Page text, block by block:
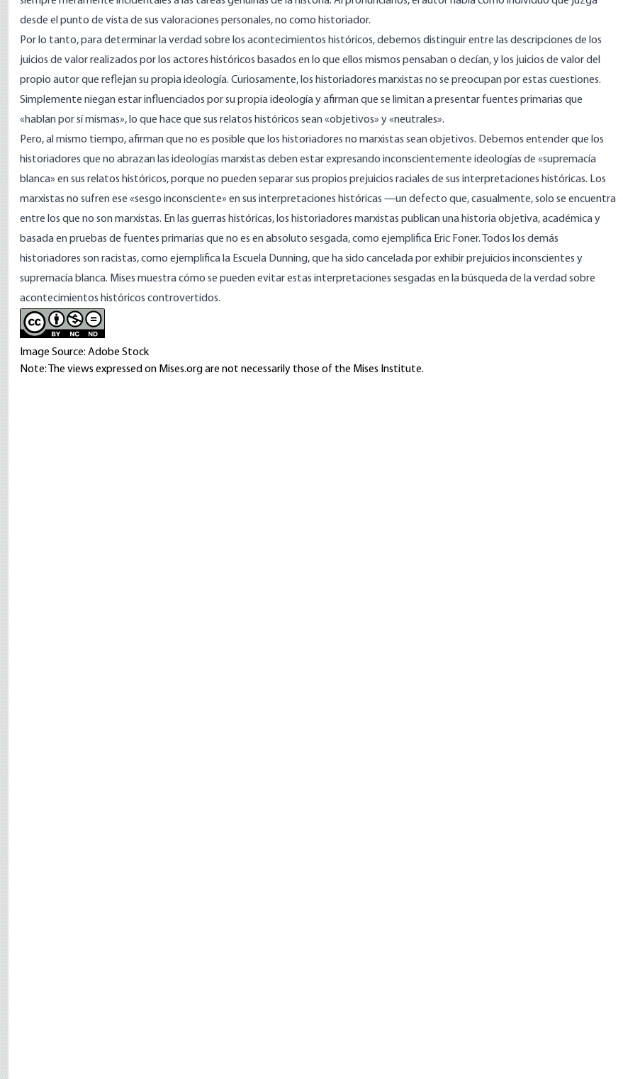
desde el punto de vista de sus valoraciones personales, no como historiador.
Por lo tanto, para determinar la verdad sobre los acontecimientos históricos, debemos distinguir entre las descripciones de los
juicios de valor realizados por los actores históricos basados en lo que ellos mismos pensaban o decían, y los juicios de valor del
propio autor que reflejan su propia ideología. Curiosamente, los historiadores marxistas no se preocupan por estas cuestiones.
Simplemente niegan estar influenciados por su propia ideología y afirman que se limitan a presentar fuentes primarias que
«hablan por sí mismas», lo que hace que sus relatos históricos sean «objetivos» y «neutrales».
Pero, al mismo tiempo, afirman que no es posible que los historiadores no marxistas sean objetivos. Debemos entender que los
historiadores que no abrazan las ideologías marxistas deben estar expresando inconscientemente ideologías de «supremacía
blanca» en sus relatos históricos, porque no pueden separar sus propios prejuicios raciales de sus interpretaciones históricas. Los
marxistas no sufren ese «sesgo inconsciente» en sus interpretaciones históricas —un defecto que, casualmente, solo se encuentra
entre los que no son marxistas. En las guerras históricas, los historiadores marxistas publican una historia objetiva, académica y
basada en pruebas de fuentes primarias que no es en absoluto sesgada, como ejemplifica Eric Foner. Todos los demás
historiadores son racistas, como ejemplifica la Escuela Dunning, que ha sido cancelada por exhibir prejuicios inconscientes y
supremacía blanca. Mises muestra cómo se pueden evitar estas interpretaciones sesgadas en la búsqueda de la verdad sobre
acontecimientos históricos controvertidos.
Image Source: Adobe Stock
Note: The views expressed on Mises.org are not necessarily those of the Mises Institute.